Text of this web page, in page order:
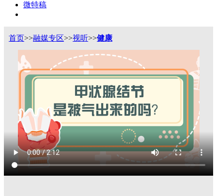
微特稿
首页>>融媒专区>>视听>>健康